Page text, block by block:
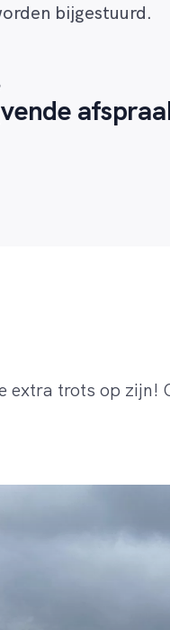
bijgestuurd.
extra trots op zijn!